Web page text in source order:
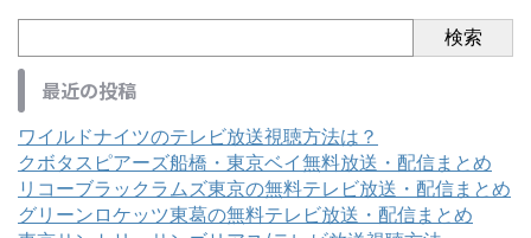
検索
最近の投稿
ワイルドナイツのテレビ放送視聴方法は？
クボタスピアーズ船橋・東京ベイ無料放送・配信まとめ
リコーブラックラムズ東京の無料テレビ放送・配信まとめ
グリーンロケッツ東葛の無料テレビ放送・配信まとめ